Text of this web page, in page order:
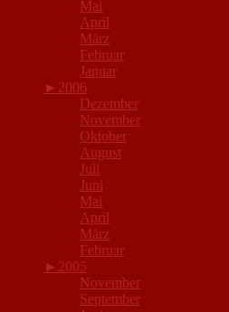
Mai
April
März
Februar
Januar
► 2006
Dezember
November
Oktober
August
Juli
Juni
Mai
April
März
Februar
► 2005
November
September